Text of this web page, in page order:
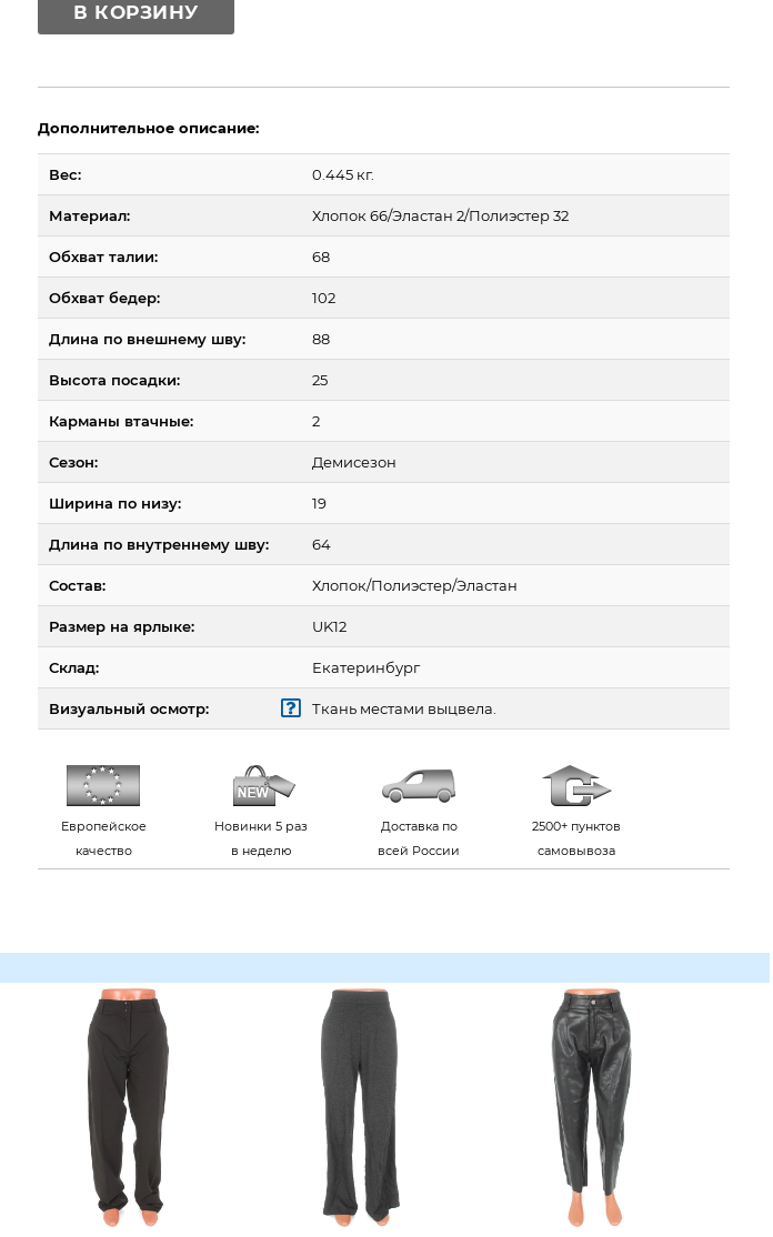
В КОРЗИНУ
Дополнительное описание:
Вес: 0.445 кг.
Материал: Хлопок 66/Эластан 2/Полиэстер 32
Обхват талии: 68
Обхват бедер: 102
Длина по внешнему шву: 88
Высота посадки: 25
Карманы втачные: 2
Сезон: Демисезон
Ширина по низу: 19
Длина по внутреннему шву: 64
Состав: Хлопок/Полиэстер/Эластан
Размер на ярлыке: UK12
Склад: Екатеринбург
Визуальный осмотр: Ткань местами выцвела.
Европейское
качество
Новинки 5 раз
в неделю
Доставка по
всей России
2500+ пунктов
самовывоза